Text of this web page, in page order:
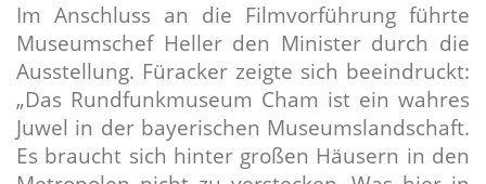
Im Anschluss an die Filmvorführung führte
Museumschef Heller den Minister durch die
Ausstellung. Füracker zeigte sich beeindruckt:
Das Rundfunkmuseum Cham ist ein wahres
Juwel in der bayerischen Museumslandschaft.
Es braucht sich hinter großen Häusern in den